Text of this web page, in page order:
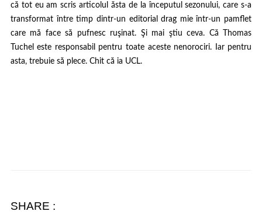
că tot eu am scris articolul ăsta de la începutul sezonului, care s-a
transformat între timp dintr-un editorial drag mie într-un pamflet
care mă face să pufnesc ruşinat. Şi mai ştiu ceva. Că Thomas
Tuchel este responsabil pentru toate aceste nenorociri. Iar pentru
asta, trebuie să plece. Chit că ia UCL.
SHARE :